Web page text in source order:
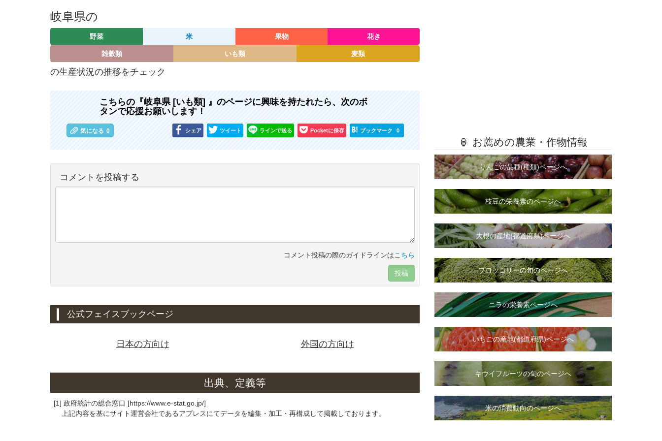
岐阜県の
野菜 米 果物 花き
雑穀類 いも類 麦類
の生産状況の推移をチェック
こちらの『岐阜県 [いも類] 』のページに興味を持たれたら、次のボ
タンで応援お願いします！
気になる 0 シェア ツイート ラインで送る Pocketに保存 ブックマーク 0
コメントを投稿する
コメント投稿の際のガイドラインはこちら
投稿
公式フェイスブックページ
日本の方向け 外国の方向け
出典、定義等
[1] 政府統計の総合窓口 [https://www.e-stat.go.jp/]
上記内容を基にサイト運営会社であるアプレスにてデータを編集・加工・再構成して掲載しております。
🏮 お薦めの農業・作物情報
りんごの品種(種類)ページへ
枝豆の栄養素のページへ
大根の産地(都道府県)ページへ
ブロッコリーの旬のページへ
ニラの栄養素ページへ
いちごの産地(都道府県)ページへ
キウイフルーツの旬のページへ
米の消費動向のページへ